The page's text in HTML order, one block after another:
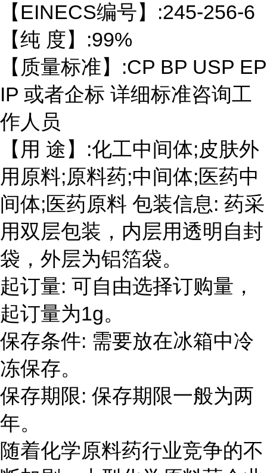
【EINECS编号】:245-256-6
【纯 度】:99%
【质量标准】:CP BP USP EP
IP 或者企标 详细标准咨询工
作人员
【用 途】:化工中间体;皮肤外
用原料;原料药;中间体;医药中
间体;医药原料 包装信息: 药采
用双层包装，内层用透明自封
袋，外层为铝箔袋。
起订量: 可自由选择订购量，
起订量为1g。
保存条件: 需要放在冰箱中冷
冻保存。
保存期限: 保存期限一般为两
年。
随着化学原料药行业竞争的不